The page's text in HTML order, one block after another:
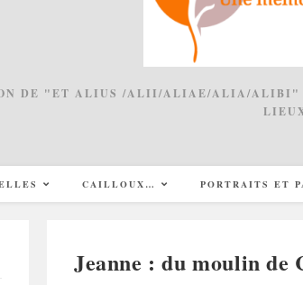
DE "ET ALIUS /ALII/ALIAE/ALIA/ALIBI"
CAILLOUX… PORTRAITS ET
Jeanne : du moulin de